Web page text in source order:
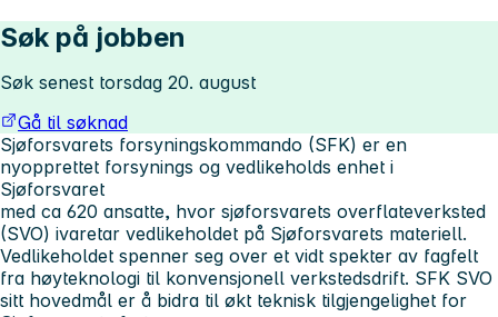
Søk på jobben
Søk senest torsdag 20. august
Gå til søknad
Sjøforsvarets forsyningskommando (SFK) er en
nyopprettet forsynings og vedlikeholds enhet i
Sjøforsvaret
med ca 620 ansatte, hvor sjøforsvarets overflateverksted
(SVO) ivaretar vedlikeholdet på Sjøforsvarets materiell.
Vedlikeholdet spenner seg over et vidt spekter av fagfelt
fra høyteknologi til konvensjonell verkstedsdrift. SFK SVO
sitt hovedmål er å bidra til økt teknisk tilgjengelighet for